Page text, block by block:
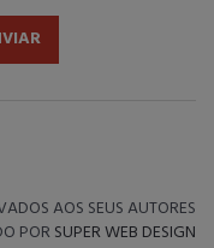
AOS SEUS AUTORES
POR SUPER WEB DESIGN